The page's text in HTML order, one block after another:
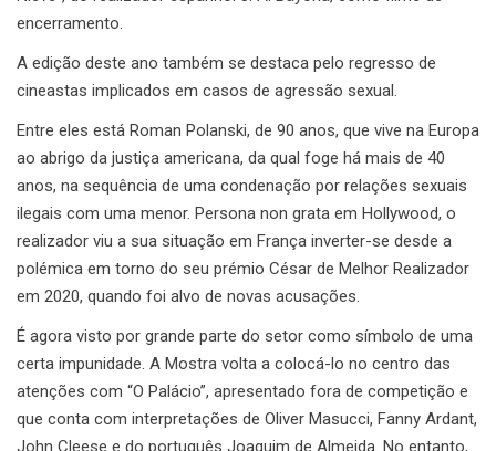
encerramento.
A edição deste ano também se destaca pelo regresso de
cineastas implicados em casos de agressão sexual.
Entre eles está Roman Polanski, de 90 anos, que vive na Europa
ao abrigo da justiça americana, da qual foge há mais de 40
anos, na sequência de uma condenação por relações sexuais
ilegais com uma menor. Persona non grata em Hollywood, o
realizador viu a sua situação em França inverter-se desde a
polémica em torno do seu prémio César de Melhor Realizador
em 2020, quando foi alvo de novas acusações.
É agora visto por grande parte do setor como símbolo de uma
certa impunidade. A Mostra volta a colocá-lo no centro das
atenções com “O Palácio”, apresentado fora de competição e
que conta com interpretações de Oliver Masucci, Fanny Ardant,
John Cleese e do português Joaquim de Almeida. No entanto,